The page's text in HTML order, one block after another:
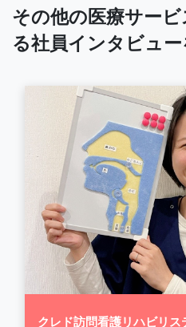
その他の医療サー
る社員インタビュー
クレド訪問看護リハビリ